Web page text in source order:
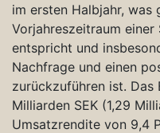
im ersten Halbjahr, was
Vorjahreszeitraum
entspricht und
Nachfrage und einen
zurückzuführen ist. Das
Milliarden SEK (1,29
Umsatzrendite von 9,4